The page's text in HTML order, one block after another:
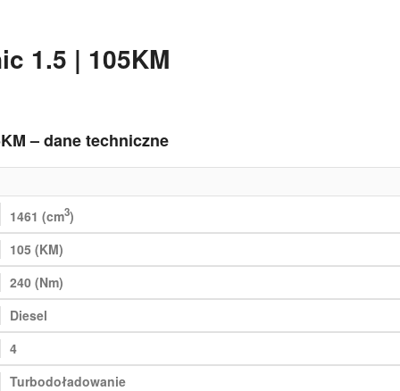
1.5 | 105KM
– dane techniczne
1461 (cm3)
105 (KM)
240 (Nm)
Diesel
4
Turbodoładowanie